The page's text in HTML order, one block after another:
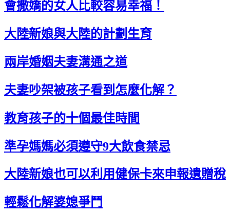
會撒嬌的女人比較容易幸福！
大陸新娘與大陸的計劃生育
兩岸婚姻夫妻溝通之道
夫妻吵架被孩子看到怎麼化解？
教育孩子的十個最佳時間
準孕媽媽必須遵守9大飲食禁忌
大陸新娘也可以利用健保卡來申報遺贈稅
輕鬆化解婆媳爭鬥